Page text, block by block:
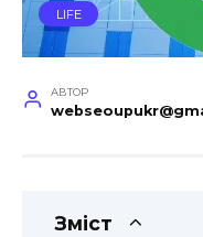
LIFE
АВТОР
Зміст